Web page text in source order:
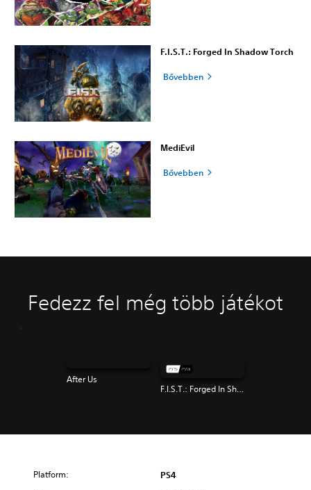
F.I.S.T.: Forged In Shadow Torch
Bővebben
MediEvil
Bővebben
Fedezz fel még több játékot
After Us
F.I.S.T.: Forged In Shadow Torch
Platform: PS4